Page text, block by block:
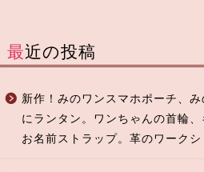
最近の投稿
新作！みのワンスマホポーチ、み
にランタン。ワンちゃんの首輪、
お名前ストラップ。革のワークシ